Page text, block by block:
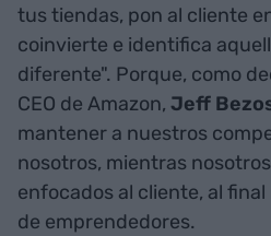
tus tiendas, pon al cliente
coinvierte e identifica
diferente". Porque, como
CEO de Amazon, Jeff
mantener a nuestros
nosotros, mientras
enfocados al cliente, al final
de emprendedores.